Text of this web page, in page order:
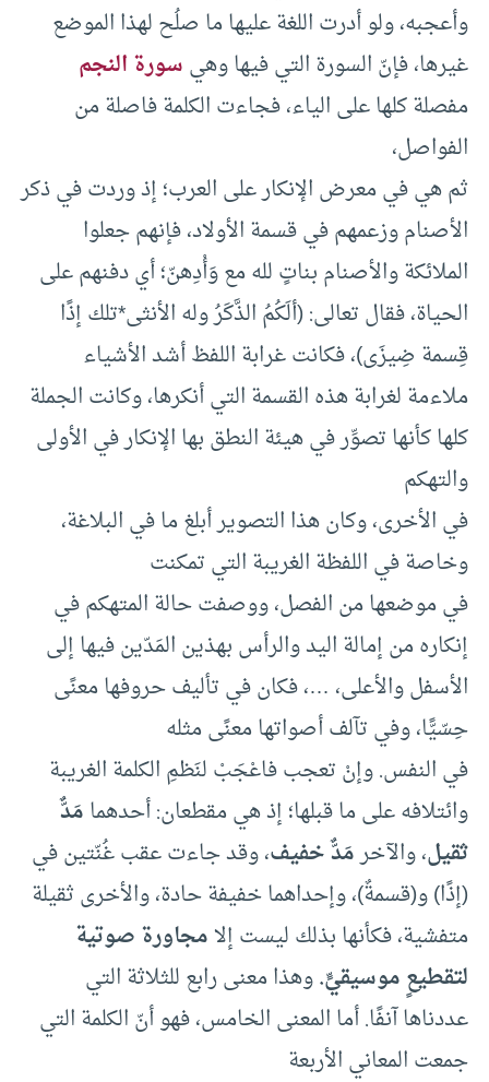
وأعجبه، ولو أدرت اللغة عليها ما صلُح لهذا الموضع
غيرها، فإنّ السورة التي فيها وهيسورة النجم
مفصلة كلها على الياء، فجاءت الكلمة فاصلة من
الفواصل،
ثم هي في معرض الإنكار على العرب؛ إذ وردت في ذكر
الأصنام وزعمهم في قسمة الأولاد، فإنهم جعلوا
الملائكة والأصنام بناتٍ لله مع وَأْدِهنّ؛ أي دفنهم على
الحياة، فقال تعالى: (ألَكُمُ الذَّكَرُ وله الأنثى*تلك إذًا
قِسمة ضِيزَى)، فكانت غرابة اللفظ أشد الأشياء
ملاءمة لغرابة هذه القسمة التي أنكرها، وكانت الجملة
كلها كأنها تصوِّر في هيئة النطق بها الإنكار في الأولى
والتهكم
في الأخرى، وكان هذا التصوير أبلغ ما في البلاغة،
وخاصة في اللفظة الغريبة التي تمكنت
في موضعها من الفصل، ووصفت حالة المتهكم في
إنكاره من إمالة اليد والرأس بهذين المَدّين فيها إلى
الأسفل والأعلى، …، فكان في تأليف حروفها معنًى
حِسّيًّا، وفي تآلف أصواتها معنًى مثله
في النفس. وإنْ تعجب فاعْجَبْ لنَظمِ الكلمة الغريبة
وائتلافه على ما قبلها؛ إذ هي مقطعان: أحدهمامَدٌّ
ثقيل، والآخرمَدٌّ خفيف، وقد جاءت عقب غُنّتين في
(إذًا) و(قسمةٌ)، وإحداهما خفيفة حادة، والأخرى ثقيلة
متفشية، فكأنها بذلك ليست إلامجاورة صوتية
لتقطيعٍ موسيقيٍّ.وهذا معنى رابع للثلاثة التي
عددناها آنفًا. أما المعنى الخامس، فهو أنّ الكلمة التي
جمعت المعاني الأربعة